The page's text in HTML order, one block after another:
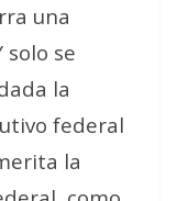
una
solo se
la
federal
la